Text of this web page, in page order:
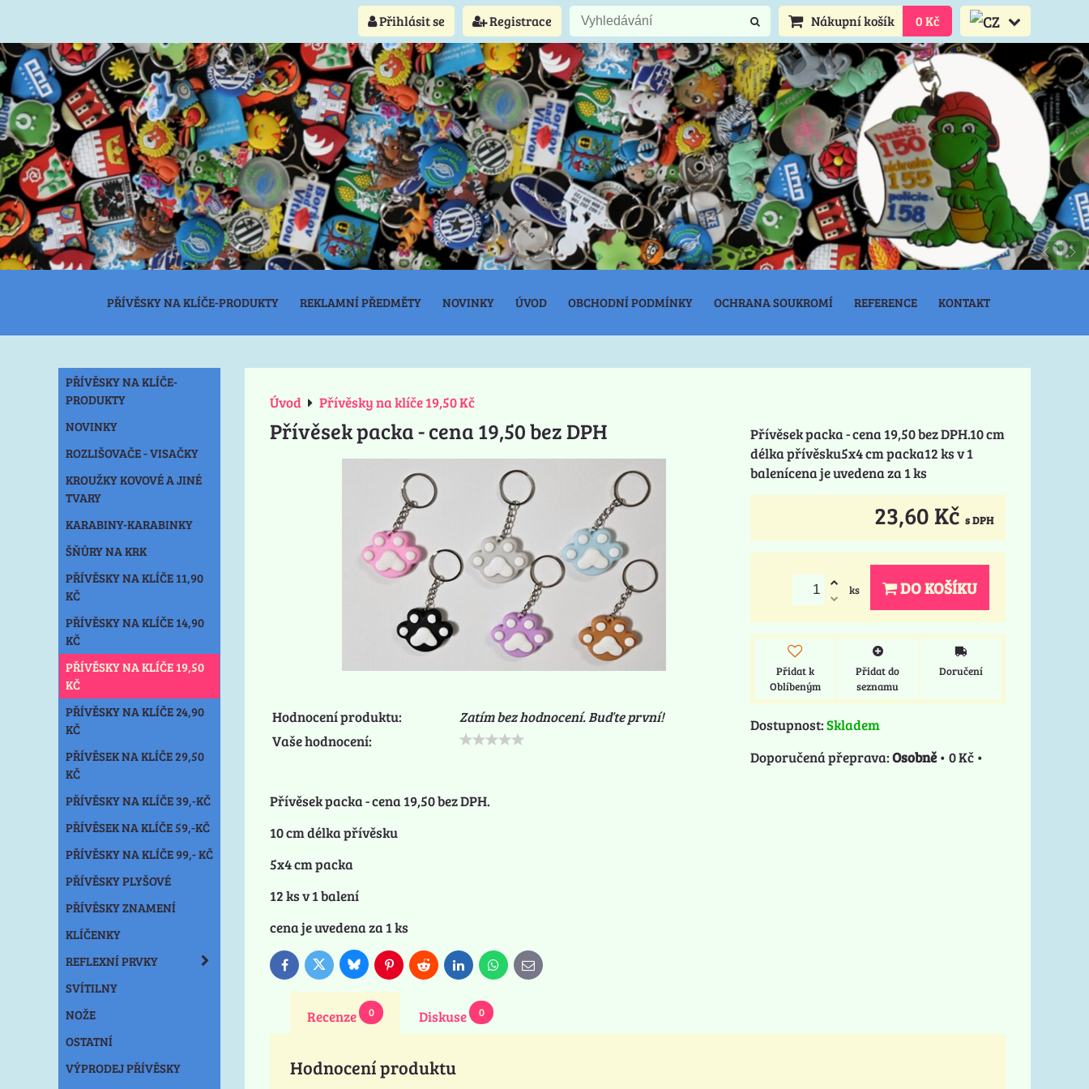
Přihlásit se Registrace Nákupní košík 0 Kč
PŘÍVĚSKY NA KLÍČE-PRODUKTY REKLAMNÍ PŘEDMĚTY NOVINKY ÚVOD OBCHODNÍ PODMÍNKY OCHRANA SOUKROMÍ REFERENCE KONTAKT
Úvod Přívěsky na klíče 19,50 Kč
Přívěsek packa - cena 19,50 bez DPH
Hodnocení produktu:
Zatím bez hodnocení. Buďte první!
Vaše hodnocení:
Přívěsek packa - cena 19,50 bez DPH.10 cm
délka přívěsku5x4 cm packa12 ks v 1
balenícena je uvedena za 1 ks
23,60 Kč s DPH
ks DO KOŠÍKU
Přidat k
Oblíbeným
Přidat do
seznamu
Doručení
Dostupnost:Skladem
Osobně• 0 Kč •
Přívěsek packa - cena 19,50 bez DPH.
10 cm délka přívěsku
5x4 cm packa
12 ks v 1 balení
cena je uvedena za 1 ks
FacebookTwitterBlueskyPinterestReddit LinkedInWhatsApp
E-
mail
Recenze 0 Diskuse 0
Hodnocení produktu
PŘÍVĚSKY NA KLÍČE-
PRODUKTY
NOVINKY
ROZLIŠOVAČE - VISAČKY
KROUŽKY KOVOVÉ A JINÉ
TVARY
KARABINY-KARABINKY
ŠŇŮRY NA KRK
PŘÍVĚSKY NA KLÍČE 11,90
KČ
PŘÍVĚSKY NA KLÍČE 14,90
KČ
PŘÍVĚSKY NA KLÍČE 19,50
KČ
PŘÍVĚSKY NA KLÍČE 24,90
KČ
PŘÍVĚSEK NA KLÍČE 29,50
KČ
PŘÍVĚSKY NA KLÍČE 39,-KČ
PŘÍVĚSEK NA KLÍČE 59,-KČ
PŘÍVĚSKY NA KLÍČE 99,- KČ
PŘÍVĚSKY PLYŠOVÉ
PŘÍVĚSKY ZNAMENÍ
KLÍČENKY
REFLEXNÍ PRVKY
SVÍTILNY
NOŽE
OSTATNÍ
VÝPRODEJ PŘÍVĚSKY